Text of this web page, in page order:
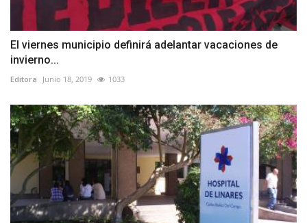
El viernes municipio definirá adelantar vacaciones de
invierno...
Editora Junio 18, 2019 1033